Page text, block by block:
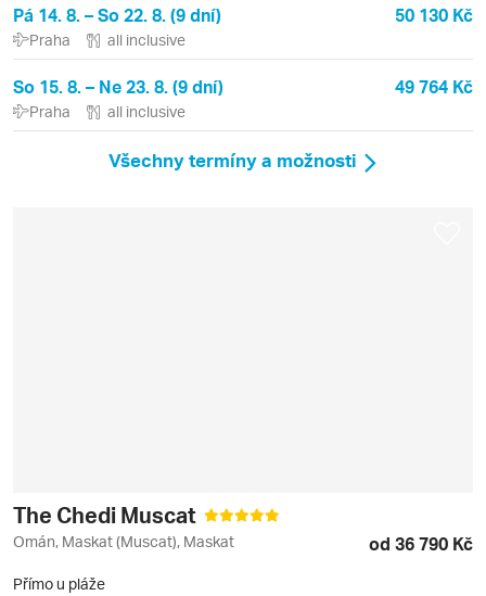
Pá 14. 8. – So 22. 8. (9 dní) 50 130 Kč
Praha all inclusive
So 15. 8. – Ne 23. 8. (9 dní) 49 764 Kč
Praha all inclusive
Všechny termíny a možnosti
The Chedi Muscat
Omán, Maskat (Muscat), Maskat od 36 790 Kč
Přímo u pláže